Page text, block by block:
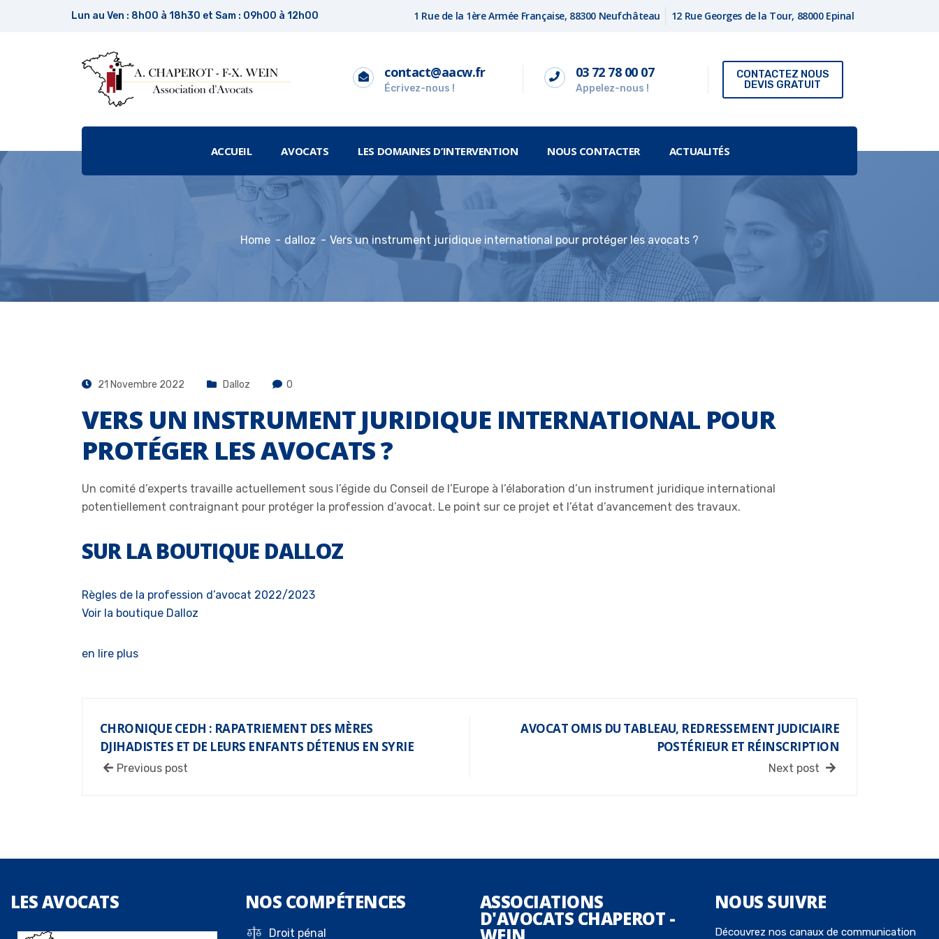
Lun au Ven : 8h00 à 18h30 et Sam : 09h00 à 12h00 1 Rue de la 1ère Armée Française, 88300 Neufchâteau 12 Rue Georges de la Tour, 88000 Epinal
contact@aacw.fr
Écrivez-nous !
03 72 78 00 07
Appelez-nous !
CONTACTEZ NOUS
DEVIS GRATUIT
ACCUEIL AVOCATS LES DOMAINES D’INTERVENTION NOUS CONTACTER ACTUALITÉS
Home dalloz Vers un instrument juridique international pour protéger les avocats ?
21 Novembre 2022 Dalloz 0
VERS UN INSTRUMENT JURIDIQUE INTERNATIONAL POUR
PROTÉGER LES AVOCATS ?
Un comité d’experts travaille actuellement sous l’égide du Conseil de l’Europe à l’élaboration d’un instrument juridique international
potentiellement contraignant pour protéger la profession d’avocat. Le point sur ce projet et l’état d’avancement des travaux.
SUR LA BOUTIQUE DALLOZ
Règles de la profession d’avocat 2022/2023
Voir la boutique Dalloz
en lire plus
CHRONIQUE CEDH : RAPATRIEMENT DES MÈRES
DJIHADISTES ET DE LEURS ENFANTS DÉTENUS EN SYRIE
Previous post
AVOCAT OMIS DU TABLEAU, REDRESSEMENT JUDICIAIRE
POSTÉRIEUR ET RÉINSCRIPTION
Next post
LESAVOCATS NOS COMPÉTENCES
Droit pénal
ASSOCIATIONS
D'AVOCATS CHAPEROT -
NOUS SUIVRE
Découvrez nos canaux de communication